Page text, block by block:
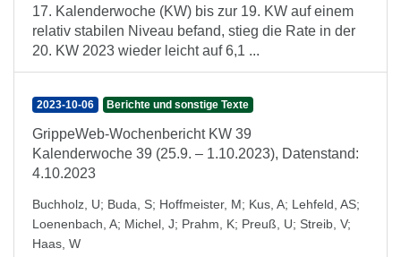
17. Kalenderwoche (KW) bis zur 19. KW auf einem
relativ stabilen Niveau befand, stieg die Rate in der
20. KW 2023 wieder leicht auf 6,1 ...
2023-10-06 Berichte und sonstige Texte
GrippeWeb-Wochenbericht KW 39
Kalenderwoche 39 (25.9. – 1.10.2023), Datenstand:
4.10.2023
Buchholz, U; Buda, S; Hoffmeister, M; Kus, A; Lehfeld, AS;
Loenenbach, A; Michel, J; Prahm, K; Preuß, U; Streib, V;
Haas, W